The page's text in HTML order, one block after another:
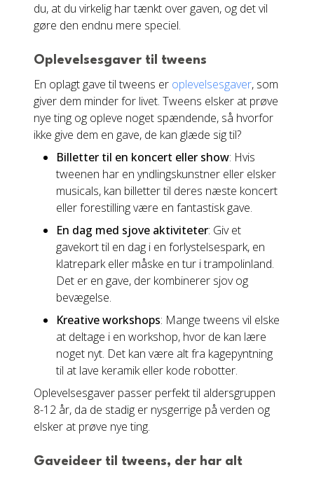
du, at du virkelig har tænkt over gaven, og det vil
gøre den endnu mere speciel.
Oplevelsesgaver til tweens
En oplagt gave til tweens er oplevelsesgaver, som
giver dem minder for livet. Tweens elsker at prøve
nye ting og opleve noget spændende, så hvorfor
ikke give dem en gave, de kan glæde sig til?
Billetter til en koncert eller show: Hvis
tweenen har en yndlingskunstner eller elsker
musicals, kan billetter til deres næste koncert
eller forestilling være en fantastisk gave.
En dag med sjove aktiviteter: Giv et
gavekort til en dag i en forlystelsespark, en
klatrepark eller måske en tur i trampolinland.
Det er en gave, der kombinerer sjov og
bevægelse.
Kreative workshops: Mange tweens vil elske
at deltage i en workshop, hvor de kan lære
noget nyt. Det kan være alt fra kagepyntning
til at lave keramik eller kode robotter.
Oplevelsesgaver passer perfekt til aldersgruppen
8-12 år, da de stadig er nysgerrige på verden og
elsker at prøve nye ting.
Gaveideer til tweens, der har alt